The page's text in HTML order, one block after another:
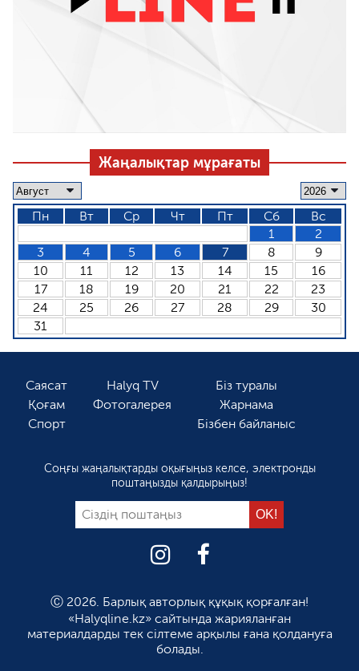
Жаңалықтар мұрағаты
Пн Вт Ср Чт Пт Сб
Вс
1
2
3
4 5 6 7 8
9
10
11 12 13 14 15
16
17
18 19 20 21 22
23
24
25 26 27 28 29
30
31
Саясат
Қоғам
Спорт
Halyq TV
Фотогалерея
Біз туралы
Жарнама
Бізбен байланыс
Соңғы жаңалықтарды оқығыңыз келсе, электронды
поштаңызды қалдырыңыз!
Ⓒ 2026. Барлық авторлық құқық қорғалған!
«Halyqline.kz» сайтында жарияланған
материалдарды тек сілтеме арқылы ғана қолдануға
болады.